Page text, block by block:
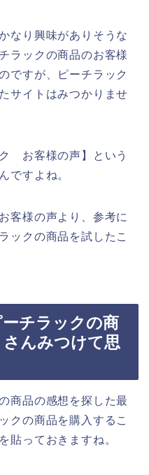
なり興味がありそうな
ラックの商品のお客様
ですが、ピーチラック
サイトはみつかりませ
お客様の声】という
ですよね。
客様の声より、参考に
ックの商品を試したこ
ーチラックの商
んみつけて思
商品の感想を探した最
クの商品を購入するこ
貼っておきますね。